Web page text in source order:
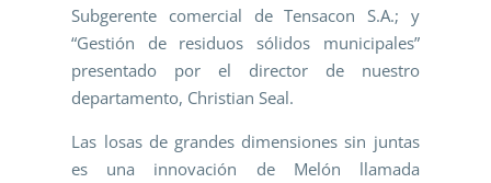
Subgerente comercial de Tensacon S.A.; y
“Gestión de residuos sólidos municipales”
presentado por el director de nuestro
departamento, Christian Seal.
Las losas de grandes dimensiones sin juntas
es una innovación de Melón llamada